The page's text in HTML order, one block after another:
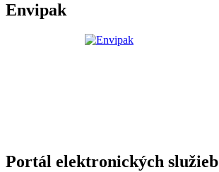
Envipak
Portál elektronických služieb